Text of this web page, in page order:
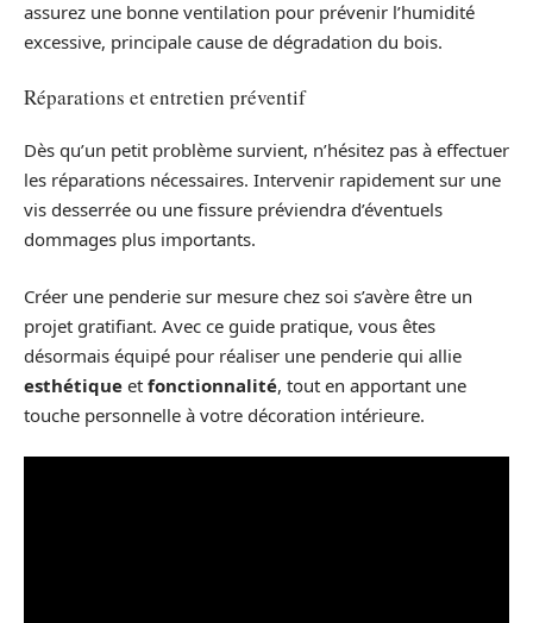
assurez une bonne ventilation pour prévenir l’humidité
excessive, principale cause de dégradation du bois.
Réparations et entretien préventif
Dès qu’un petit problème survient, n’hésitez pas à effectuer
les réparations nécessaires. Intervenir rapidement sur une
vis desserrée ou une fissure préviendra d’éventuels
dommages plus importants.
Créer une penderie sur mesure chez soi s’avère être un
projet gratifiant. Avec ce guide pratique, vous êtes
désormais équipé pour réaliser une penderie qui allie
esthétique et fonctionnalité, tout en apportant une
touche personnelle à votre décoration intérieure.